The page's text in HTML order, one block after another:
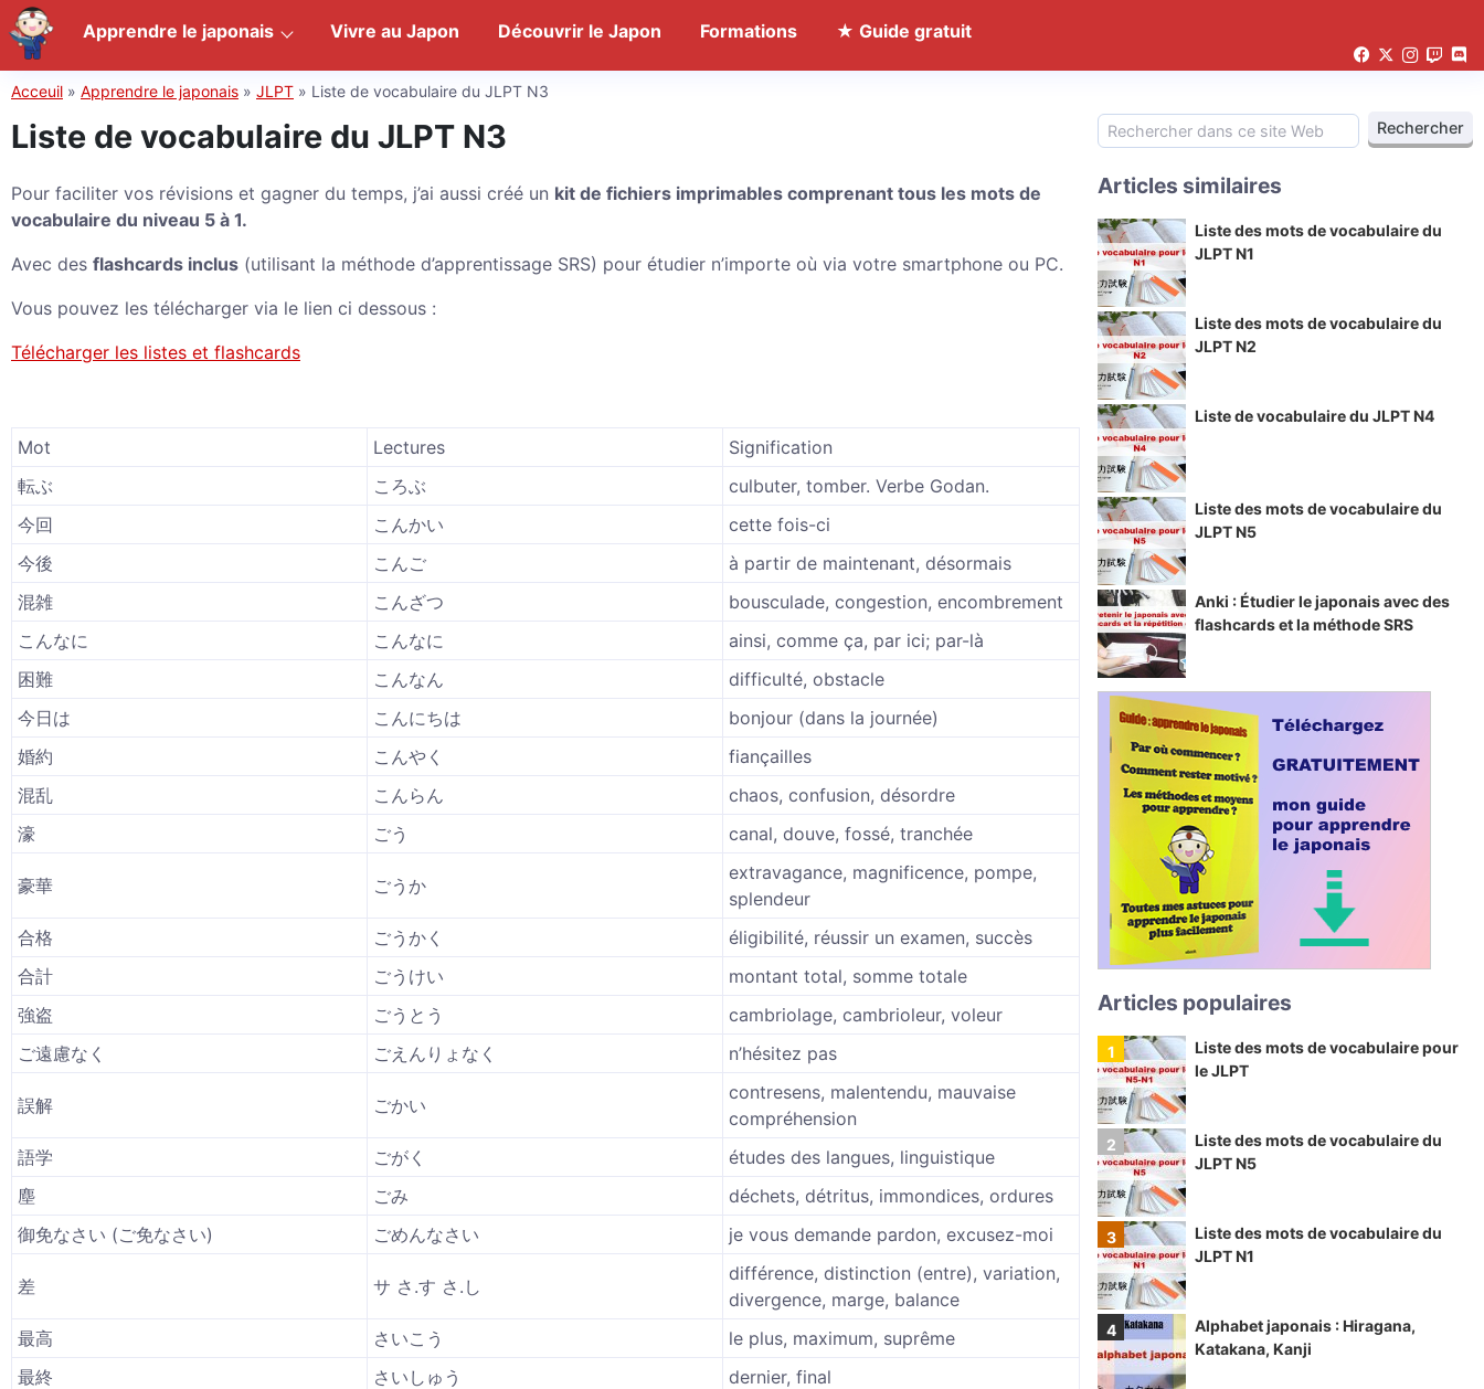
Acceuil » Apprendre le japonais » JLPT » Liste de vocabulaire du JLPT N3
Liste de vocabulaire du JLPT N3
Pour faciliter vos révisions et gagner du temps, j’ai aussi créé un kit de fichiers imprimables comprenant tous les mots de
vocabulaire du niveau 5 à 1.
Avec des flashcards inclus (utilisant la méthode d’apprentissage SRS) pour étudier n’importe où via votre smartphone ou PC.
Vous pouvez les télécharger via le lien ci dessous :
Télécharger les listes et flashcards
Mot Lectures
Signification
転ぶ
ころぶ
culbuter, tomber. Verbe Godan.
今回
こんかい
cette fois-ci
今後
こんご
à partir de maintenant, désormais
混雑
こんざつ
bousculade, congestion, encombrement
こんなに
こんなに
ainsi, comme ça, par ici; par-là
困難
こんなん
difficulté, obstacle
今日は
こんにちは
bonjour (dans la journée)
婚約
こんやく
fiançailles
混乱
こんらん
chaos, confusion, désordre
濠
ごう canal, douve, fossé, tranchée
豪華 ごうか
extravagance, magnificence, pompe,
splendeur
合格
ごうかく
éligibilité, réussir un examen, succès
合計
ごうけい
montant total, somme totale
強盗
ごうとう
cambriolage, cambrioleur, voleur
ご遠慮なく
ごえんりょなく n’hésitez pas
誤解 ごかい
contresens, malentendu, mauvaise
compréhension
語学
ごがく
études des langues, linguistique
塵
ごみ
déchets, détritus, immondices, ordures
御免なさい (ご免なさい)
ごめんなさい je vous demande pardon, excusez-moi
差 サ さ.す さ.し
différence, distinction (entre), variation,
divergence, marge, balance
最高
さいこう
le plus, maximum, suprême
最終
さいしゅう
dernier, final
Articles similaires
Liste des mots de vocabulaire du
JLPT N1
Liste des mots de vocabulaire du
JLPT N2
Liste de vocabulaire du JLPT N4
Liste des mots de vocabulaire du
JLPT N5
Anki : Étudier le japonais avec des
flashcards et la méthode SRS
Articles populaires
Liste des mots de vocabulaire pour
le JLPT
Liste des mots de vocabulaire du
JLPT N5
Liste des mots de vocabulaire du
JLPT N1
Alphabet japonais : Hiragana,
Katakana, Kanji
Apprendre le japonais Vivre au Japon Découvrir le Japon Formations ★ Guide gratuit